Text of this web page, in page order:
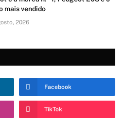
mais vendido
2026
Facebook
TikTok